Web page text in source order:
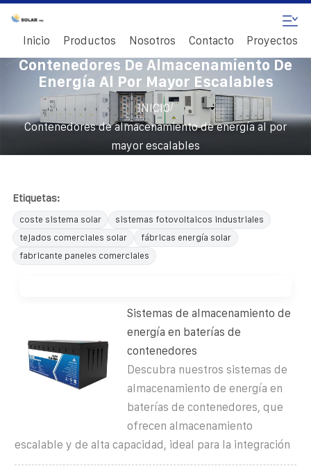
Inicio Productos Nosotros Contacto Proyectos
Contenedores De Almacenamiento De
Energía Al Por Mayor Escalables
INICIO/
Contenedores de almacenamiento de energía al por
mayor escalables
Etiquetas:
coste sistema solar
sistemas fotovoltaicos industriales
tejados comerciales solar
fábricas energía solar
fabricante paneles comerciales
Sistemas de almacenamiento de
energía en baterías de
contenedores
Descubra nuestros sistemas de
almacenamiento de energía en
baterías de contenedores, que
ofrecen almacenamiento
escalable y de alta capacidad, ideal para la integración